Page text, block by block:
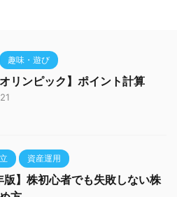
趣味・遊び
オリンピック】ポイント計算
資産運用
版】株初心者でも失敗しない株